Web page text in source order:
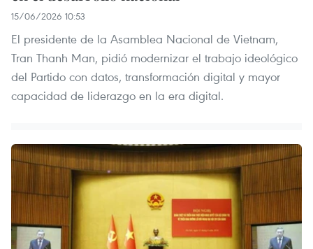
15/06/2026 10:53
El presidente de la Asamblea Nacional de Vietnam,
Tran Thanh Man, pidió modernizar el trabajo ideológico
del Partido con datos, transformación digital y mayor
capacidad de liderazgo en la era digital.